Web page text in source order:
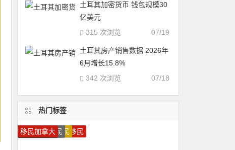
土耳其加密货币 钱包规模30
亿美元
07/19
315 次浏览
土耳其房产销售数据 2026年
6月增长15.8%
07/18
342 次浏览
热门标签
马耳他移民
加拿大移民
移民希腊
加拿大雇主担保移民
葡萄牙投资移民
马耳他护照
圣卢西亚护照
希腊移民
圣卢西亚移民
圣基茨移民
希腊投资移民
美国移民
葡萄牙移民
加拿大技术移民
移民葡萄牙
多米尼克护照
圣基茨护照
瓦努阿图护照
瓦努阿图移民
移民加拿大